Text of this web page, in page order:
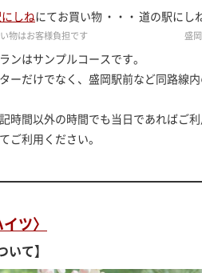
しねにてお買い物 ・・・ 道の駅にし
物はお客様負担です 盛
ンはサンプルコースです。
ーだけでなく、盛岡駅前など同路線
時間以外の時間でも当日であればご
ご利用ください。
ツ〉
いて】